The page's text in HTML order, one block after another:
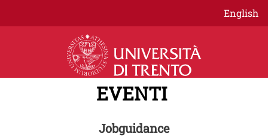
Salta al contenuto principale
English
EVENTI
Jobguidance